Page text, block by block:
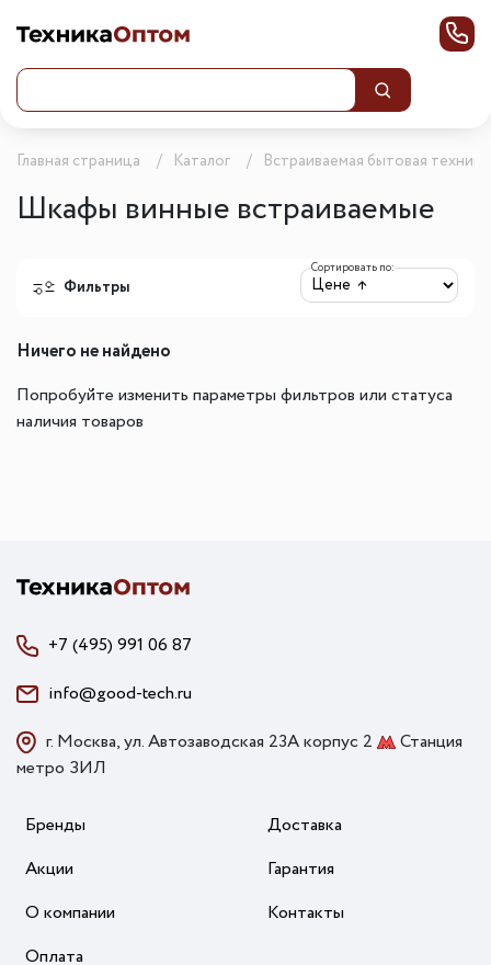
Главная страница Каталог Встраиваемая бытовая техника
Шкафы винные встраиваемые
Фильтры
Сортировать по:
Ничего не найдено
Попробуйте изменить параметры фильтров или статуса
наличия товаров
+7 (495) 991 06 87
info@good-tech.ru
г. Москва, ул. Автозаводская 23А корпус 2
Станция
метро ЗИЛ
Бренды
Акции
О компании
Оплата
Доставка
Гарантия
Контакты